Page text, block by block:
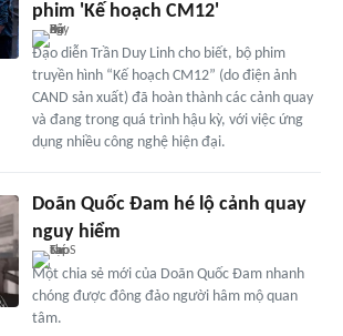
phim 'Kế hoạch CM12'
Đạo diễn Trần Duy Linh cho biết, bộ phim
truyền hình “Kế hoạch CM12” (do điện ảnh
CAND sản xuất) đã hoàn thành các cảnh quay
và đang trong quá trình hậu kỳ, với việc ứng
dụng nhiều công nghệ hiện đại.
Doãn Quốc Đam hé lộ cảnh quay
nguy hiểm
Một chia sẻ mới của Doãn Quốc Đam nhanh
chóng được đông đảo người hâm mộ quan
tâm.